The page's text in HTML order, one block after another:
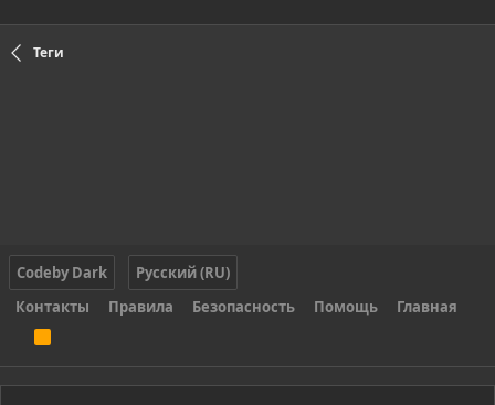
Теги
Codeby Dark
Русский (RU)
Контакты
Правила Безопасность Помощь Главная
S